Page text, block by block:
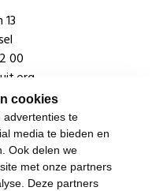
cookies
advertenties te
media te bieden en
Ook delen we
met onze partners
Deze partners
00